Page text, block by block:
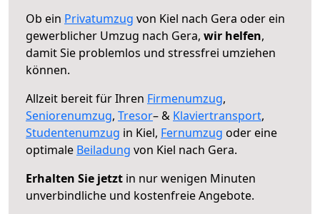
Ob ein Privatumzug von Kiel nach Gera oder ein
gewerblicher Umzug nach Gera, wir helfen,
damit Sie problemlos und stressfrei umziehen
können.
Allzeit bereit für Ihren Firmenumzug,
Seniorenumzug, Tresor– & Klaviertransport,
Studentenumzug in Kiel, Fernumzug oder eine
optimale Beiladung von Kiel nach Gera.
Erhalten Sie jetzt in nur wenigen Minuten
unverbindliche und kostenfreie Angebote.